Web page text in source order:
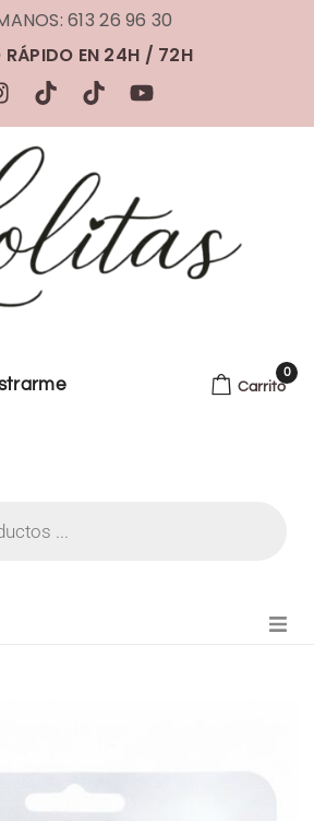
613 26 96 30
RÁPIDO EN 24H / 72H
Carrito
0